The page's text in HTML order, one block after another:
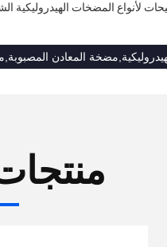
لأنواع المضخات الهيدروليكية
المعادن